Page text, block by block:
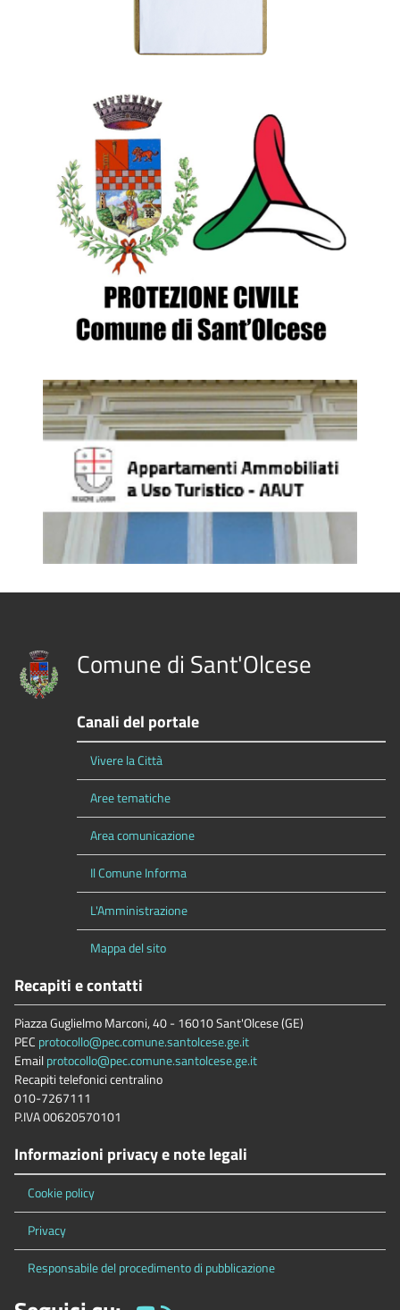
Comune di Sant'Olcese
Canali del portale
Vivere la Città
Aree tematiche
Area comunicazione
Il Comune Informa
L'Amministrazione
Mappa del sito
Recapiti e contatti
Piazza Guglielmo Marconi, 40 - 16010 Sant'Olcese (GE)
PEC protocollo@pec.comune.santolcese.ge.it
Emailprotocollo@pec.comune.santolcese.ge.it
Recapiti telefonici centralino
010-7267111
P.IVA 00620570101
Informazioni privacy e note legali
Cookie policy
Privacy
Responsabile del procedimento di pubblicazione